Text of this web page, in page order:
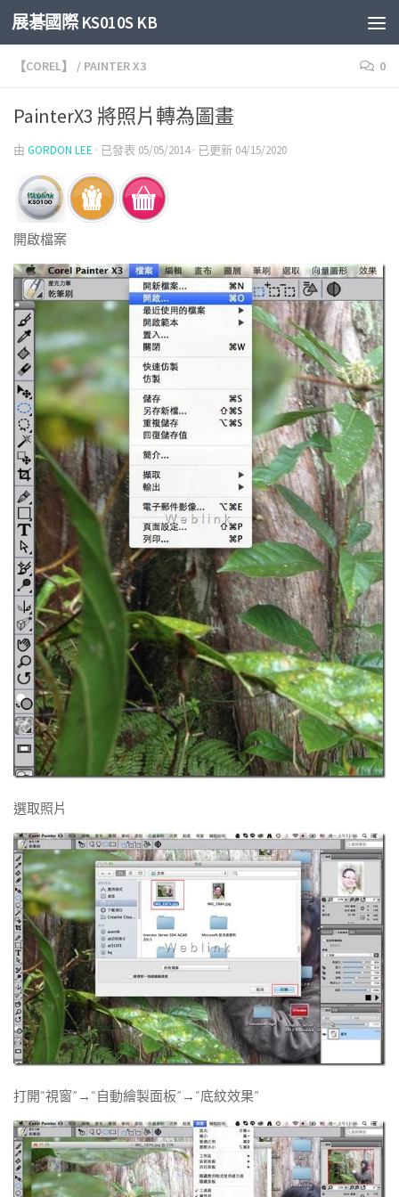
Skip to content
展碁國際 KS010S KB
【COREL】 / PAINTER X3 0
PainterX3 將照片轉為圖畫
由 GORDON LEE · 已發表 05/05/2014· 已更新 04/15/2020
開啟檔案
選取照片
打開“視窗”→“自動繪製面板”→“底紋效果”